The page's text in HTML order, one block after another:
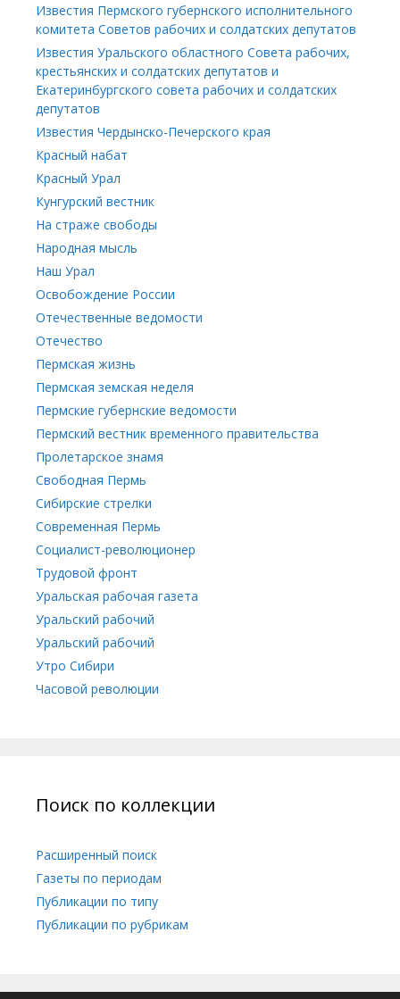
Известия Пермского губернского исполнительного
комитета Советов рабочих и солдатских депутатов
Известия Уральского областного Совета рабочих,
крестьянских и солдатских депутатов и
Екатеринбургского совета рабочих и солдатских
депутатов
Известия Чердынско-Печерского края
Красный набат
Красный Урал
Кунгурский вестник
На страже свободы
Народная мысль
Наш Урал
Освобождение России
Отечественные ведомости
Отечество
Пермская жизнь
Пермская земская неделя
Пермские губернские ведомости
Пермский вестник временного правительства
Пролетарское знамя
Свободная Пермь
Сибирские стрелки
Современная Пермь
Социалист-революционер
Трудовой фронт
Уральская рабочая газета
Уральский рабочий
Уральский рабочий
Утро Сибири
Часовой революции
Поиск по коллекции
Расширенный поиск
Газеты по периодам
Публикации по типу
Публикации по рубрикам